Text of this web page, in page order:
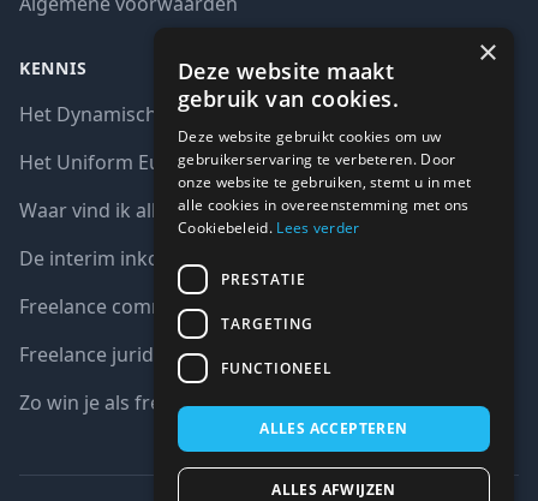
KENNIS
Het Dynamisch aankoopsysteem (DAS)
Het Uniform Europees Aanbestedingsdocument (UEA)
Waar vind ik alle interim opdrachten bij de overheid?
De interim inkoop markt in cijfers
Freelance communicatie vacatures
Freelance juridische vacatures
Zo win je als freelancer een aanbesteding
×
Deze website maakt
gebruik van cookies.
Deze website gebruikt cookies om uw
gebruikerservaring te verbeteren. Door
onze website te gebruiken, stemt u in met
alle cookies in overeenstemming met ons
Cookiebeleid. Lees verder
PRESTATIE
TARGETING
FUNCTIONEEL
ALLES ACCEPTEREN
ALLES AFWIJZEN